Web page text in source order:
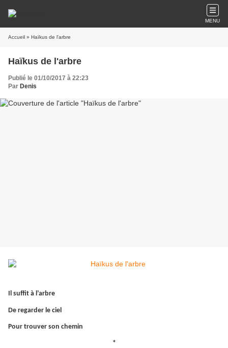
MENU
Accueil » Haïkus de l'arbre
Haïkus de l'arbre
Publié le 01/10/2017 à 22:23
Par Denis
Il suffit à l’arbre
De regarder le ciel
Pour trouver son chemin
*